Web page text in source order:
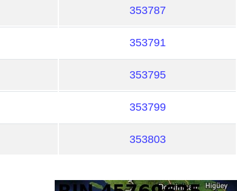
353787
353791
353795
353799
353803